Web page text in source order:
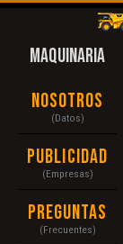
MAQUINARIA
Nosotros
(Datos)
Publicidad
(Empresas)
Preguntas
(Frecuentes)